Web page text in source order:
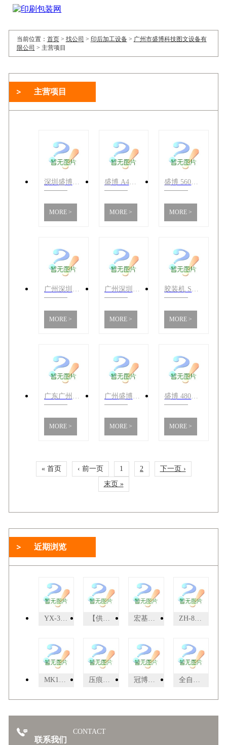
当前位置： 首页> 找公司 > 印后加工设备> 广州市盛博科技图文设备有
限公司 > 主营项目
主营项目
深圳盛博A3全自动无线胶装机
MORE >
盛博 A4胶装机 电路采用继电器.维修简单.稳定耐用
MORE > MORE >
MORE > MORE > MORE >
MORE >
广州盛博4606切纸机 程控切纸机
MORE > MORE >
« 首页 ‹ 前一页 1 2
下一页 ›
末页 »
近期浏览
YX-3YX-3型三针档案装订机,厂家直供，价格比较低 【供应】绅乐自动无线胶装机 精灵50D/精华A4 宏基胶装机 ZH-880勾底型
MK1060MF高精密自动平压清废模切机 压痕机电路板维修 冠博士G50D-A4胶装机 全自动裱纸机带自动翻转收纸机
联系我们
CONTACT